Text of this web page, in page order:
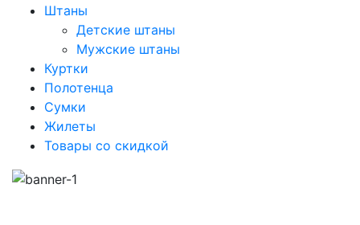
Штаны
Детские штаны
Мужские штаны
Куртки
Полотенца
Сумки
Жилеты
Товары со скидкой